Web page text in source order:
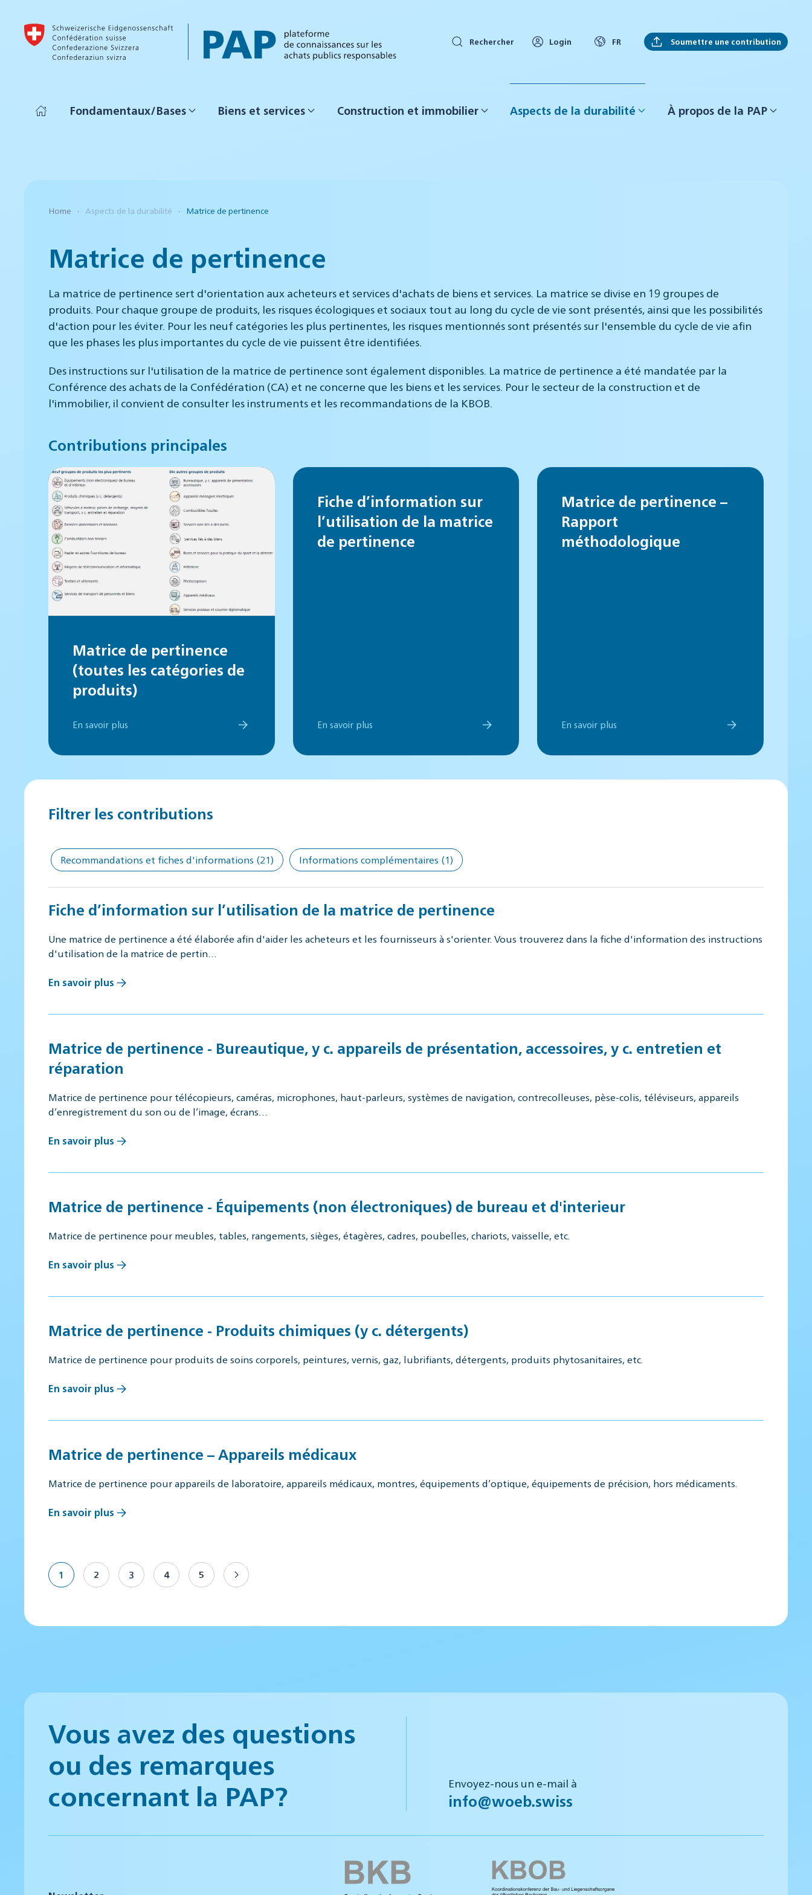
Accéder au contenu principal
Rechercher Login FR Soumettre une contribution
Fondamentaux/Bases Biens et services Construction et immobilier Aspects de la durabilité À propos de la PAP
Home Aspects de la durabilité Matrice de pertinence
Matrice de pertinence
La matrice de pertinence sert d'orientation aux acheteurs et services d'achats de biens et services. La matrice se divise en 19 groupes de
produits. Pour chaque groupe de produits, les risques écologiques et sociaux tout au long du cycle de vie sont présentés, ainsi que les possibilités
d'action pour les éviter. Pour les neuf catégories les plus pertinentes, les risques mentionnés sont présentés sur l'ensemble du cycle de vie afin
que les phases les plus importantes du cycle de vie puissent être identifiées.
Des instructions sur l'utilisation de la matrice de pertinence sont également disponibles. La matrice de pertinence a été mandatée par la
Conférence des achats de la Confédération (CA) et ne concerne que les biens et les services. Pour le secteur de la construction et de
l'immobilier, il convient de consulter les instruments et les recommandations de la KBOB.
Contributions principales
Matrice de pertinence
(toutes les catégories de
produits)
En savoir plus
Fiche d’information sur
l’utilisation de la matrice
de pertinence
En savoir plus
Matrice de pertinence –
Rapport
méthodologique
En savoir plus
Filtrer les contributions
Recommandations et fiches d'informations (21) Informations complémentaires (1)
Fiche d’information sur l’utilisation de la matrice de pertinence
Une matrice de pertinence a été élaborée afin d'aider les acheteurs et les fournisseurs à s'orienter. Vous trouverez dans la fiche d'information des instructions
d'utilisation de la matrice de pertin…
En savoir plus
Matrice de pertinence - Bureautique, y c. appareils de présentation, accessoires, y c. entretien et
réparation
Matrice de pertinence pour télécopieurs, caméras, microphones, haut-parleurs, systèmes de navigation, contrecolleuses, pèse-colis, téléviseurs, appareils
d’enregistrement du son ou de l’image, écrans…
En savoir plus
Matrice de pertinence - Équipements (non électroniques) de bureau et d'interieur
Matrice de pertinence pour meubles, tables, rangements, sièges, étagères, cadres, poubelles, chariots, vaisselle, etc.
En savoir plus
Matrice de pertinence - Produits chimiques (y c. détergents)
Matrice de pertinence pour produits de soins corporels, peintures, vernis, gaz, lubrifiants, détergents, produits phytosanitaires, etc.
En savoir plus
Matrice de pertinence – Appareils médicaux
Matrice de pertinence pour appareils de laboratoire, appareils médicaux, montres, équipements d’optique, équipements de précision, hors médicaments.
En savoir plus
1 2 3 4 5
Vous avez des questions
ou des remarques
concernant la PAP?
Envoyez-nous un e-mail à
info@woeb.swiss